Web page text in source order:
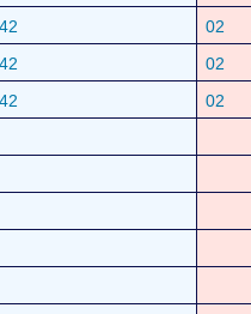
42 02
42 02
42 02